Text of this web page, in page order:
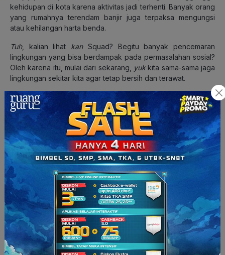
kehidupan di kota karena aktivitas jadi terhenti. Banyak orang
yang rumahnya terendam banjir juga terpaksa mengungsi
atau kehilangan harta benda.
Tuh, kalian lihat kanSquad? Begitu banyak pencemaran
lingkungan yang bisa berdampak pada permasalahan sosial?
Oleh karena itu, mulai dari sekarang,
yukkita sama-sama jaga
lingkungan sekitar kita agar tetap bersih dan terawat.
Kamu ingin belajar materi pelajaran dengan lebih
menyenangkan, cobaajaikutanruangbelajar
Di sana, kamu
akan mendapatkan ribuan video pembelajaran, lengkap
dengan animasi, soal latihan, serta rangkuman yang
memudahkan,
lho!